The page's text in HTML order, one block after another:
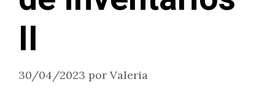
II
30/04/2023 por Valeria